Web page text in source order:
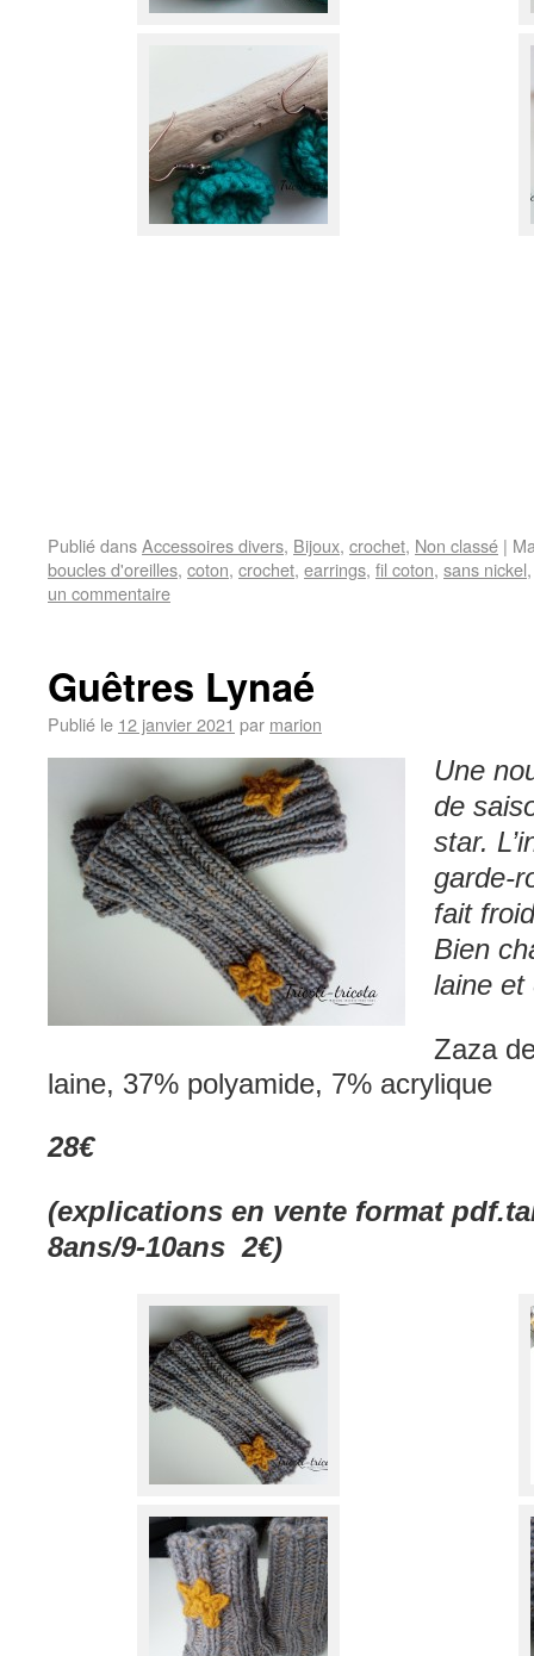
Publié dansAccessoires divers, Bijoux, crochet, Non classé |
boucles d'oreilles, coton, crochet, earrings, fil coton, sans nickel
un commentaire
Guêtres Lynaé
Publié le 12 janvier 2021 par marion
Une
de
star.
garde-
fait
Bien
laine et
Zaza
laine, 37% polyamide, 7% acrylique
28€
(explications en vente format
8ans/9-10ans 2€)